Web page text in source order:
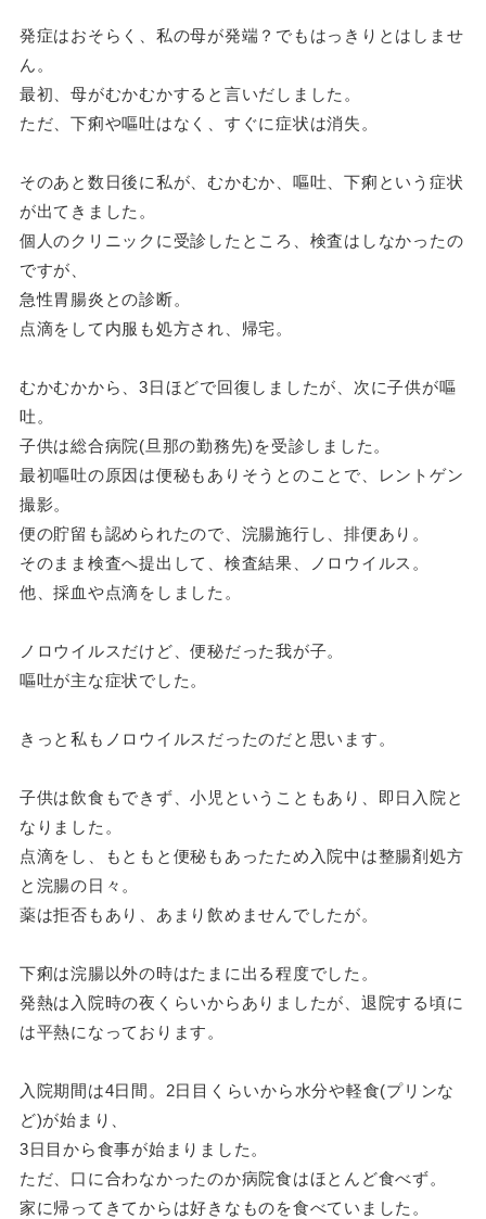
発症はおそらく、私の母が発端？でもはっきりとはしませ
ん。
最初、母がむかむかすると言いだしました。
ただ、下痢や嘔吐はなく、すぐに症状は消失。
そのあと数日後に私が、むかむか、嘔吐、下痢という症状
が出てきました。
個人のクリニックに受診したところ、検査はしなかったの
ですが、
急性胃腸炎との診断。
点滴をして内服も処方され、帰宅。
むかむかから、3日ほどで回復しましたが、次に子供が嘔
吐。
子供は総合病院(旦那の勤務先)を受診しました。
最初嘔吐の原因は便秘もありそうとのことで、レントゲン
撮影。
便の貯留も認められたので、浣腸施行し、排便あり。
そのまま検査へ提出して、検査結果、ノロウイルス。
他、採血や点滴をしました。
ノロウイルスだけど、便秘だった我が子。
嘔吐が主な症状でした。
きっと私もノロウイルスだったのだと思います。
子供は飲食もできず、小児ということもあり、即日入院と
なりました。
点滴をし、もともと便秘もあったため入院中は整腸剤処方
と浣腸の日々。
薬は拒否もあり、あまり飲めませんでしたが。
下痢は浣腸以外の時はたまに出る程度でした。
発熱は入院時の夜くらいからありましたが、退院する頃に
は平熱になっております。
入院期間は4日間。2日目くらいから水分や軽食(プリンな
ど)が始まり、
3日目から食事が始まりました。
ただ、口に合わなかったのか病院食はほとんど食べず。
家に帰ってきてからは好きなものを食べていました。